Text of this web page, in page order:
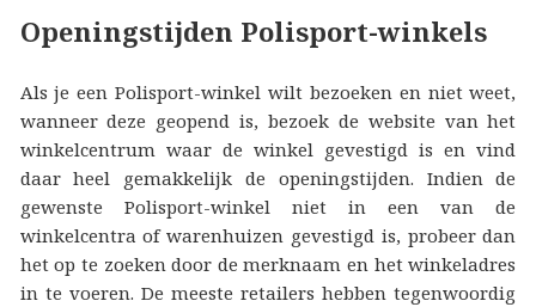
Openingstijden Polisport-winkels
Als je een Polisport-winkel wilt bezoeken en niet weet,
wanneer deze geopend is, bezoek de website van het
winkelcentrum waar de winkel gevestigd is en vind
daar heel gemakkelijk de openingstijden. Indien de
gewenste Polisport-winkel niet in een van de
winkelcentra of warenhuizen gevestigd is, probeer dan
het op te zoeken door de merknaam en het winkeladres
in te voeren. De meeste retailers hebben tegenwoordig